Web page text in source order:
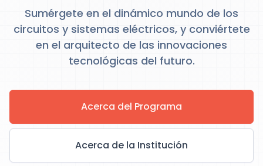
Sumérgete en el dinámico mundo de los
circuitos y sistemas eléctricos, y conviértete
en el arquitecto de las innovaciones
tecnológicas del futuro.
Acerca del Programa
Acerca de la Institución